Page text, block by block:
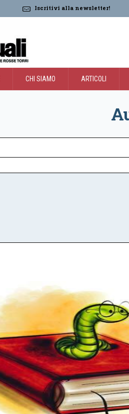
Iscritivi alla newsletter!
CHI SIAMO ARTICOLI